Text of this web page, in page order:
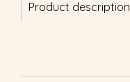
Product description